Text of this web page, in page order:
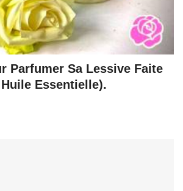
Parfumer Sa Lessive Faite
Essentielle).